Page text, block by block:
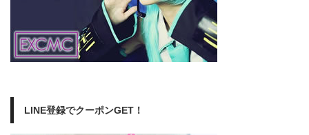
LINE登録でクーポンGET！